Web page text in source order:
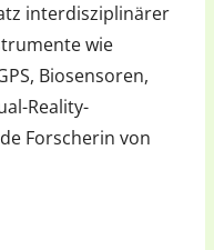
interdisziplinärer
wie
Biosensoren,
Reality-
Forscherin von